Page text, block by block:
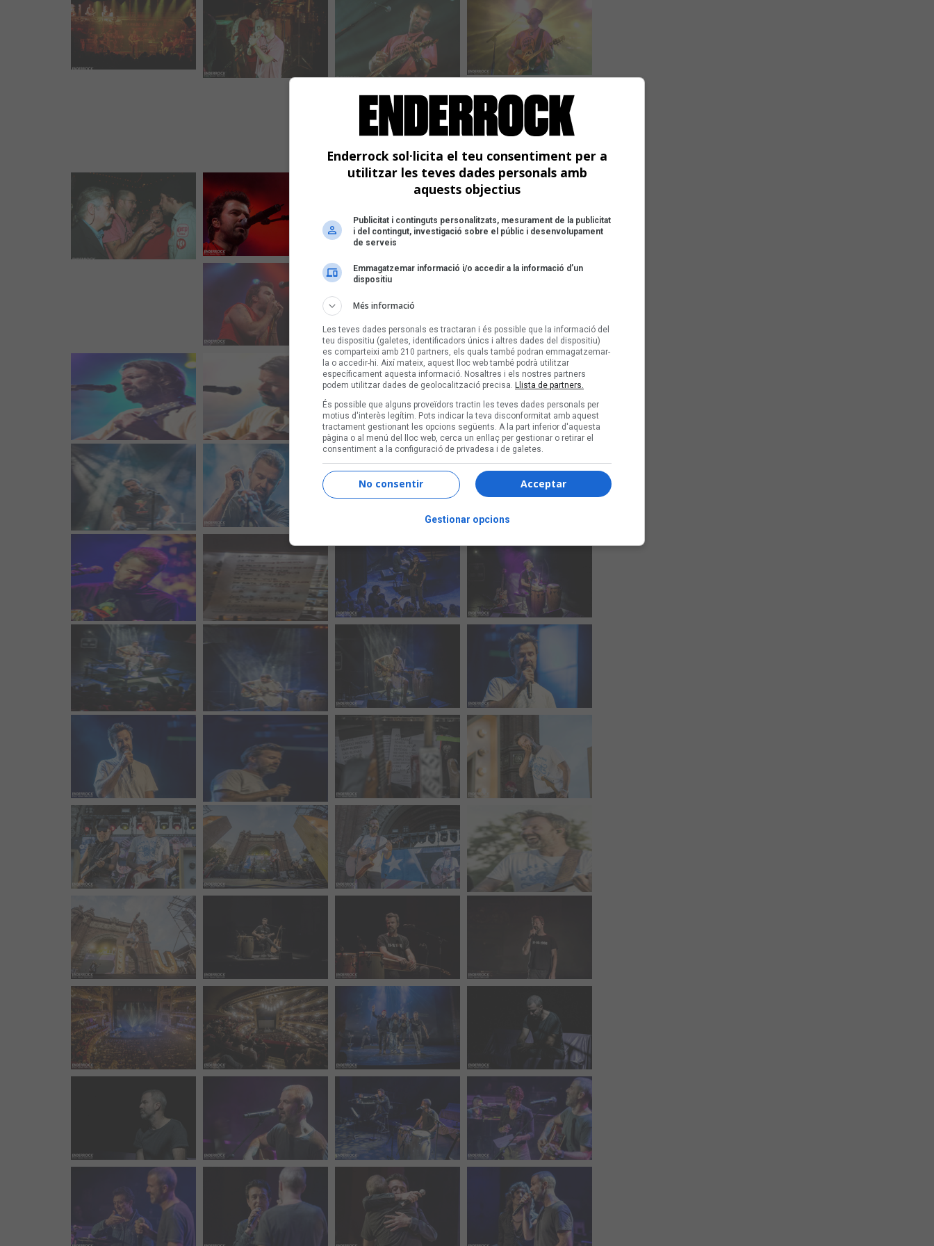
Enderrock sol·licita el teu consentiment per a
utilitzar les teves dades personals amb
aquests objectius
Publicitat i continguts personalitzats, mesurament de la publicitat
i del contingut, investigació sobre el públic i desenvolupament
de serveis
Emmagatzemar informació i/o accedir a la informació d’un
dispositiu
Més informació
Les teves dades personals es tractaran i és possible que la informació del
teu dispositiu (galetes, identificadors únics i altres dades del dispositiu)
es comparteixi amb 210 partners, els quals també podran emmagatzemar-
la o accedir-hi. Així mateix, aquest lloc web també podrà utilitzar
específicament aquesta informació. Nosaltres i els nostres partners
podem utilitzar dades de geolocalització precisa. Llista de partners.
És possible que alguns proveïdors tractin les teves dades personals per
motius d'interès legítim. Pots indicar la teva disconformitat amb aquest
tractament gestionant les opcions següents. A la part inferior d'aquesta
pàgina o al menú del lloc web, cerca un enllaç per gestionar o retirar el
consentiment a la configuració de privadesa i de galetes.
Acceptar
No consentir
Gestionar opcions